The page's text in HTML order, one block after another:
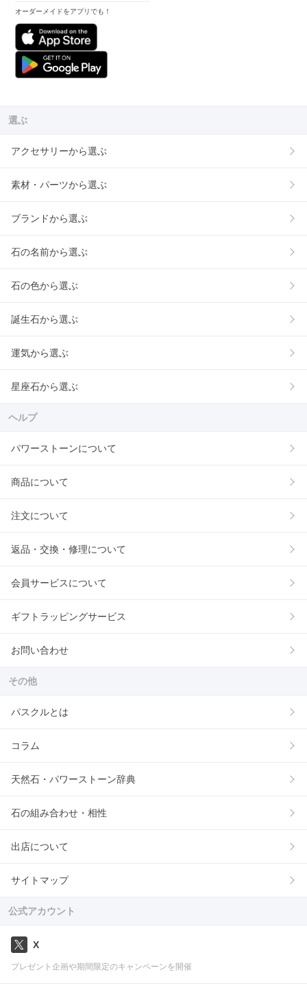
オーダーメイドをアプリでも！
選ぶ
アクセサリーから選ぶ
素材・パーツから選ぶ
ブランドから選ぶ
石の名前から選ぶ
石の色から選ぶ
誕生石から選ぶ
運気から選ぶ
星座石から選ぶ
ヘルプ
パワーストーンについて
商品について
注文について
返品・交換・修理について
会員サービスについて
ギフトラッピングサービス
お問い合わせ
その他
パスクルとは
コラム
天然石・パワーストーン辞典
石の組み合わせ・相性
出店について
サイトマップ
公式アカウント
X
プレゼント企画や期間限定のキャンペーンを開催